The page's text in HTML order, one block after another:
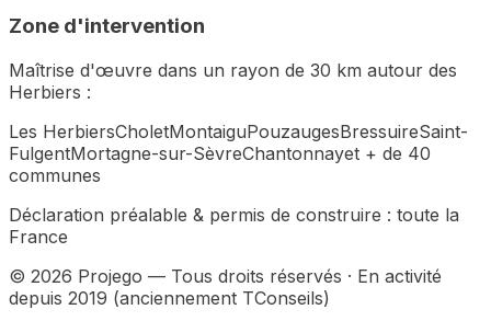
Zone d'intervention
Maîtrise d'œuvre dans un rayon de 30 km autour des
Herbiers :
Les HerbiersCholetMontaiguPouzaugesBressuireSaint-
FulgentMortagne-sur-SèvreChantonnayet + de 40
communes
Déclaration préalable & permis de construire : toute la
France
© 2026 Projego — Tous droits réservés · En activité
depuis 2019 (anciennement TConseils)